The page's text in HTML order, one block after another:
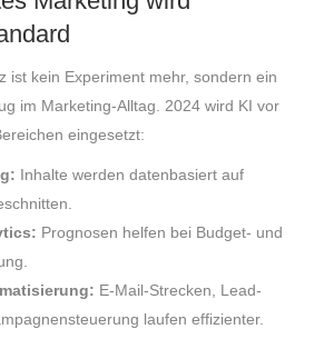
ist kein Experiment mehr, sondern ein
im Marketing-Alltag. 2024 wird KI vor
eingesetzt:
Inhalte werden datenbasiert auf
Prognosen helfen bei Budget- und
E-Mail-Strecken, Lead-
laufen effizienter.